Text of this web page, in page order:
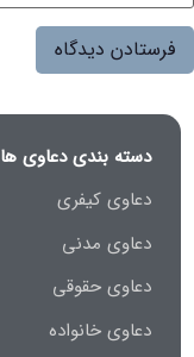
دسته بندی دعاوی ها
دعاوی کیفری
دعاوی مدنی
دعاوی حقوقی
دعاوی خانواده